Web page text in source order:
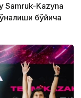
Samruk-Kazyna
бўйича